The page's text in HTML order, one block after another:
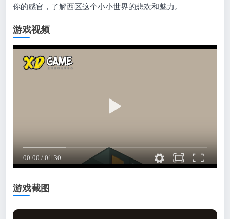
你的感官，了解西区这个小小世界的悲欢和魅力。
游戏视频
游戏截图